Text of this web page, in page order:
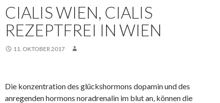
CIALIS WIEN, CIALIS
REZEPTFREI IN WIEN
11. OKTOBER 2017
Die konzentration des glückshormons dopamin und des
anregenden hormons noradrenalin im blut an, können die